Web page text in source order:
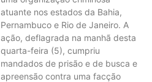
atuante nos estados da Bahia,
Pernambuco e Rio de Janeiro. A
ação, deflagrada na manhã desta
quarta-feira (5), cumpriu
mandados de prisão e de busca e
apreensão contra uma facção